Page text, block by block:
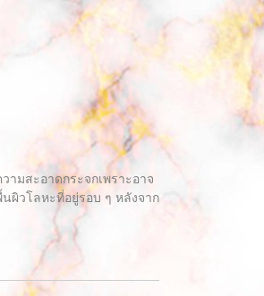
มสะอาดกระจกเพราะอาจ
ผิวโลหะที่อยู่รอบ ๆ หลังจาก